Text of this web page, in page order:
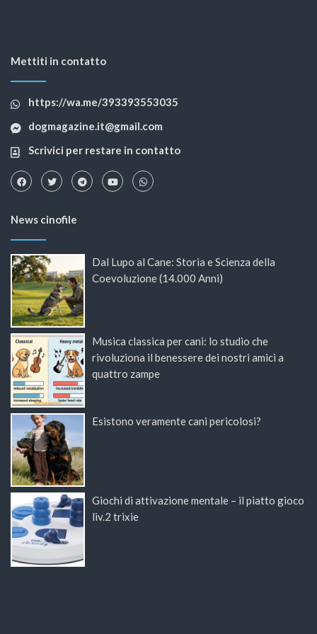
Mettiti in contatto
https://wa.me/393393553035
dogmagazine.it@gmail.com
Scrivici per restare in contatto
News cinofile
Dal Lupo al Cane: Storia e Scienza della
Coevoluzione (14.000 Anni)
Musica classica per cani: lo studio che
rivoluziona il benessere dei nostri amici a
quattro zampe
Esistono veramente cani pericolosi?
Giochi di attivazione mentale – il piatto gioco
liv.2 trixie